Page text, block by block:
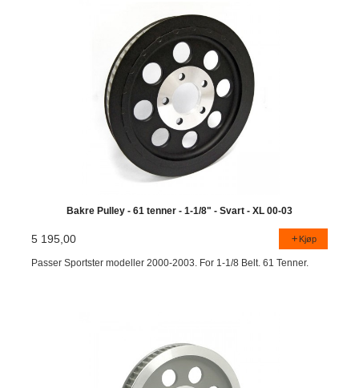
Bakre Pulley - 61 tenner - 1-1/8" - Svart - XL 00-03
5 195,00 Kjøp
Passer Sportster modeller 2000-2003. For 1-1/8 Belt. 61 Tenner.